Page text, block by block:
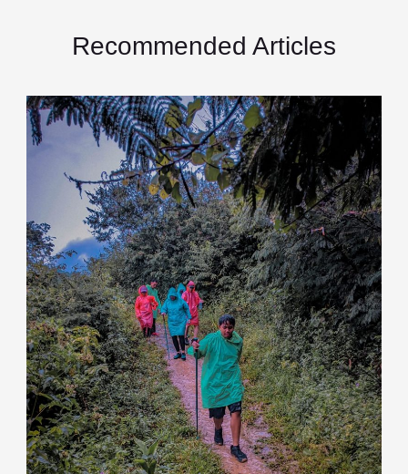
Recommended Articles